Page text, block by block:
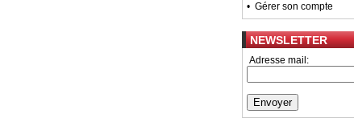
• Gérer son compte
NEWSLETTER
Adresse mail: